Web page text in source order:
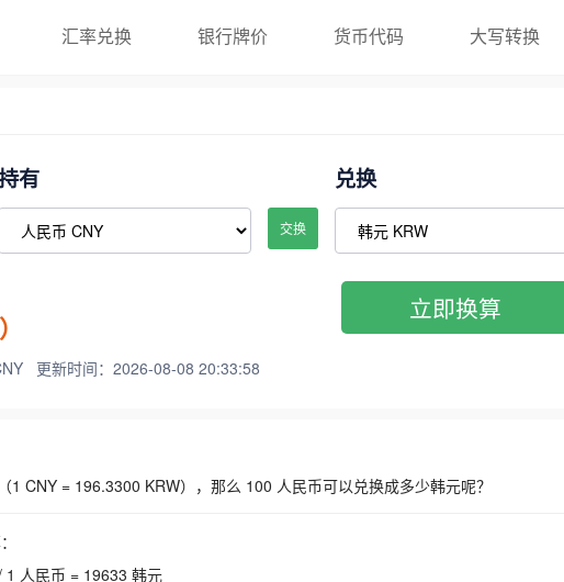
汇率兑换 银行牌价 货币代码 大写转换
有
交换
兑换
更新时间：2026-08-08 20:33:58
立即换算
1 CNY = 196.3300 KRW），那么 100 人民币可以兑换成多少韩元呢？
人民币 = 19633 韩元